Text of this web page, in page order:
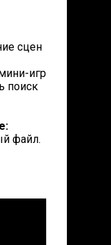
сцен
игр
поиск
файл.